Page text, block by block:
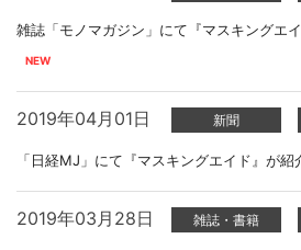
雑誌「モノマガジン」にて『マスキングエ
2019年04月01日 新聞
「日経MJ」にて『マスキングエイド』が紹
2019年03月28日 雑誌・書籍